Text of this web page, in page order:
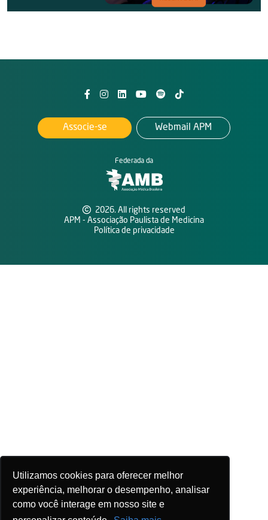
Utilizamos cookies para oferecer melhor
experiência, melhorar o desempenho, analisar
como você interage em nosso site e
2026. All rights reserved
APM - Associação Paulista de Medicina
Política de privacidade
Federada da
Associe-se Webmail APM